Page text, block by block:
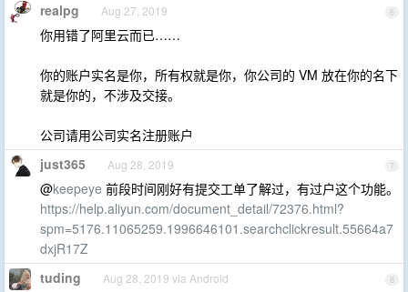
6
realpg Aug 27, 2019
你用错了阿里云而已……
你的账户实名是你，所有权就是你，你公司的 VM 放在你的名下
就是你的，不涉及交接。
公司请用公司实名注册账户
7
just365 Aug 28, 2019
@keepeye 前段时间刚好有提交工单了解过，有过户这个功能。
https://help.aliyun.com/document_detail/72376.html?
spm=5176.11065259.1996646101.searchclickresult.55664a7
dxjR17Z
8
tuding Aug 28, 2019 via Android